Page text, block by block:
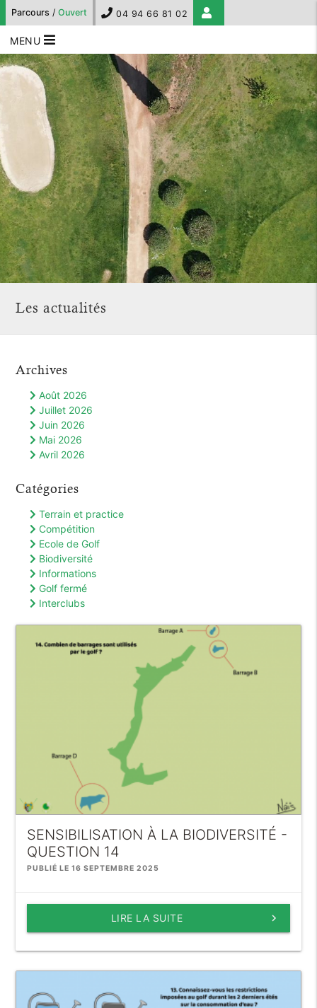
Parcours / Ouvert 04 94 66 81 02
MENU
Les actualités
Archives
Août 2026
Juillet 2026
Juin 2026
Mai 2026
Avril 2026
Catégories
Terrain et practice
Compétition
Ecole de Golf
Biodiversité
Informations
Golf fermé
Interclubs
SENSIBILISATION À LA BIODIVERSITÉ -
QUESTION 14
PUBLIÉ LE 16 SEPTEMBRE 2025
keyboard_arrow_right
LIRE LA SUITE